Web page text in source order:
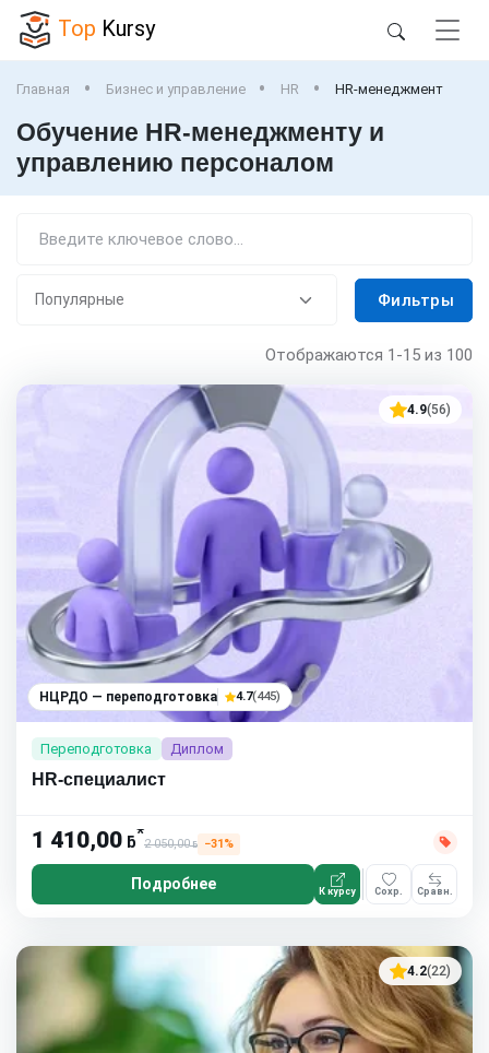
Top Kursy
Главная Бизнес и управление HR HR-менеджмент
Обучение HR-менеджменту и
управлению персоналом
Фильтры
Отображаются 1-15 из 100
4.9(56)
НЦРДО — переподготовка 4.7(445)
Переподготовка Диплом
HR-специалист
1 410,00 ƃ*
2 050,00ƃ −31%
Подробнее К курсу Сохр. Сравн.
4.2(22)